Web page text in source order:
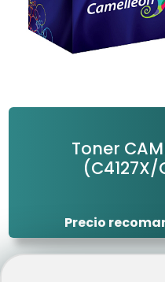
Toner
(C4127X/
Precio